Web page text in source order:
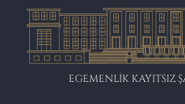
EGEMENLİK KAYITSIZ